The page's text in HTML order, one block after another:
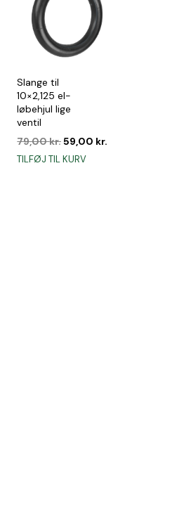
Slange til
10×2,125 el-
løbehjul lige
ventil
79,00kr.Den
oprindelige
59,00 kr.
TILFØJ TIL KURV